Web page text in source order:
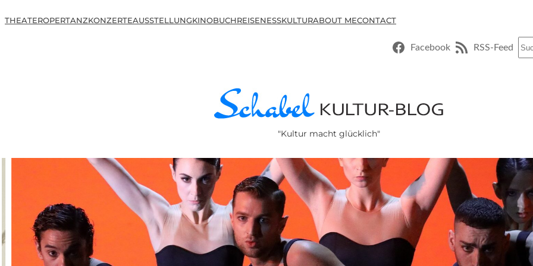
THEATEROPERTANZKONZERTEAUSSTELLUNGKINOBUCHREISENESSKULTURABOUT MECONTACT
Facebook RSS-Feed
"Kultur macht glücklich"